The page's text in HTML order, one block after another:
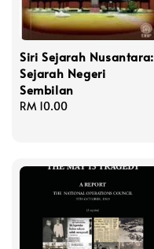
Siri Sejarah Nusantara:
Sejarah Negeri
Sembilan
Regular
RM 10.00